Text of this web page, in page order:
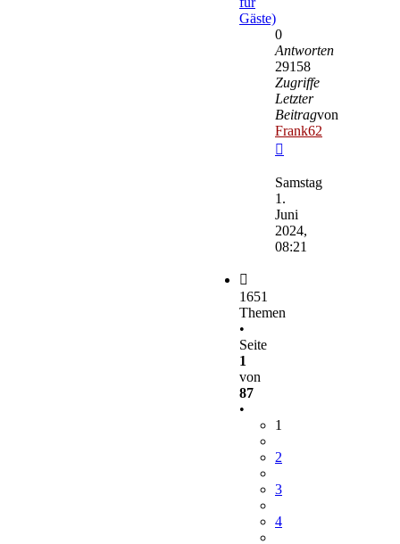
Gäste)
0
Antworten
29158
Zugriffe
Letzter
Beitragvon
Frank62
Beitrag
Samstag
1.
Juni
2024,
08:21
1651
Themen
•
Seite
1
von
87
•
1
2
3
4